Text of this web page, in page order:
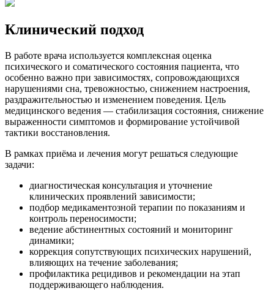
Клинический подход
В работе врача используется комплексная оценка
психического и соматического состояния пациента, что
особенно важно при зависимостях, сопровождающихся
нарушениями сна, тревожностью, снижением настроения,
раздражительностью и изменением поведения. Цель
медицинского ведения — стабилизация состояния, снижение
выраженности симптомов и формирование устойчивой
тактики восстановления.
В рамках приёма и лечения могут решаться следующие
задачи:
диагностическая консультация и уточнение
клинических проявлений зависимости;
подбор медикаментозной терапии по показаниям и
контроль переносимости;
ведение абстинентных состояний и мониторинг
динамики;
коррекция сопутствующих психических нарушений,
влияющих на течение заболевания;
профилактика рецидивов и рекомендации на этап
поддерживающего наблюдения.